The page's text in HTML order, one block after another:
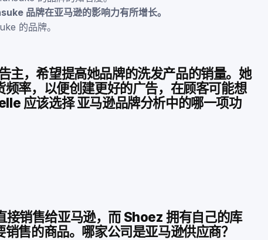
品牌在亚马逊的影响力有所增长。
的品牌。
主，希望提高她品牌的洗发产品的销量。她
率，以便创建更好的广告，在顾客可能想
应该选择 亚马逊品牌分析中的哪一项功
销售给亚马逊，而 Shoez 拥有自己的库
售的商品。哪家公司是亚马逊供应商？